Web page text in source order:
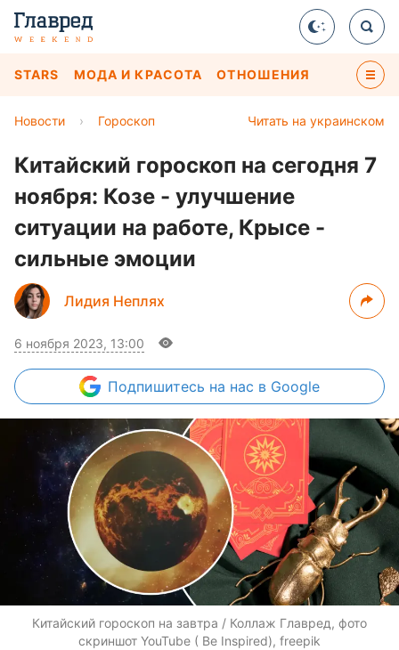
STARS МОДА И КРАСОТА ОТНОШЕНИЯ
Читать на украинском
Новости › Гороскоп
Китайский гороскоп на сегодня 7
ноября: Козе - улучшение
ситуации на работе, Крысе -
сильные эмоции
Лидия Неплях
6 ноября 2023, 13:00
Подпишитесь на нас в Google
Китайский гороскоп на завтра / Коллаж Главред, фото
скриншот YouTube ( Be Inspired), freepik